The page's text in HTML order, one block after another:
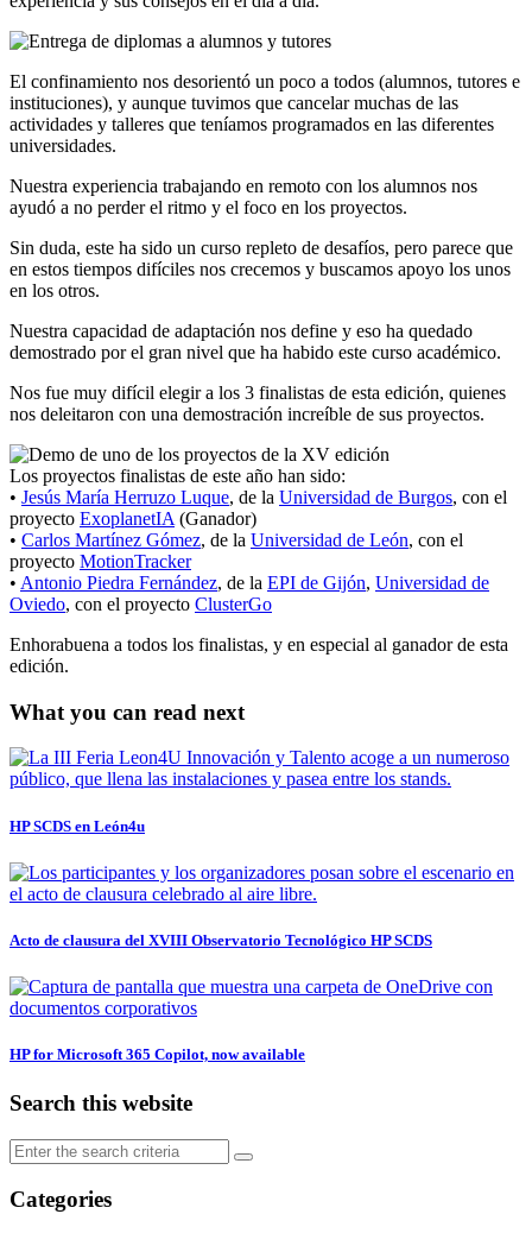
El confinamiento nos desorientó un poco a todos (alumnos, tutores e
instituciones), y aunque tuvimos que cancelar muchas de las
actividades y talleres que teníamos programados en las diferentes
universidades.
Nuestra experiencia trabajando en remoto con los alumnos nos
ayudó a no perder el ritmo y el foco en los proyectos.
Sin duda, este ha sido un curso repleto de desafíos, pero parece que
en estos tiempos difíciles nos crecemos y buscamos apoyo los unos
en los otros.
Nuestra capacidad de adaptación nos define y eso ha quedado
demostrado por el gran nivel que ha habido este curso académico.
Nos fue muy difícil elegir a los 3 finalistas de esta edición, quienes
nos deleitaron con una demostración increíble de sus proyectos.
Los proyectos finalistas de este año han sido:
• Jesús María Herruzo Luque, de la Universidad de Burgos, con el
proyecto ExoplanetIA (Ganador)
• Carlos Martínez Gómez, de la Universidad de León, con el
proyecto MotionTracker
• Antonio Piedra Fernández, de la EPI de Gijón, Universidad de
Oviedo, con el proyecto ClusterGo
Enhorabuena a todos los finalistas, y en especial al ganador de esta
edición.
What you can read next
HP SCDS en León4u
Acto de clausura del XVIII Observatorio Tecnológico HP SCDS
HP for Microsoft 365 Copilot, now available
Search this website
Categories